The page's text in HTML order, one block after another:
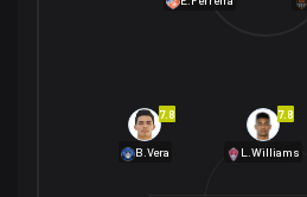
7.8
B.Vera
7.8
L.Williams